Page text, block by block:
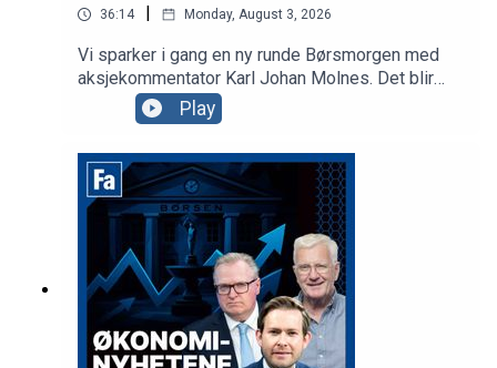
36:14 Monday, August 3, 2026
Vi sparker i gang en ny runde Børsmorgen med
aksjekommentator Karl Johan Molnes. Det blir
mer om resultatvarselet fra flyselskapet Norse,
utviklingen i Iran-krigen og Akers vei mot børs
med AI-datasenterselskapet Nscale. Clairon-
partner Anders Tuv er gjest i studio for å snakke
om samarbeidet deres med Euronext for å hjelpe
selskaper mot børs i Oslo eller Stockholm.
Play